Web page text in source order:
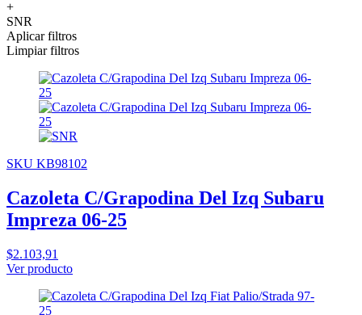
+
SNR
Aplicar filtros
Limpiar filtros
SKU KB98102
Cazoleta C/Grapodina Del Izq Subaru
Impreza 06-25
$2.103,91
Ver producto